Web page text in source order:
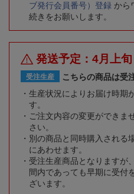
ブ発行会員番号）登録 から
続きをお願いします。
発送予定：4月上旬
受注生産
こちらの商品は受
生産状況によりお届け時期
す。
ご注文内容の変更ができま
さい。
別の商品と同時購入される
にあわせます。
受注生産商品となりますが
間内であっても早期に受付
ざいます。